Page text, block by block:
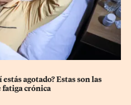
agotado? Estas son las
fatiga crónica